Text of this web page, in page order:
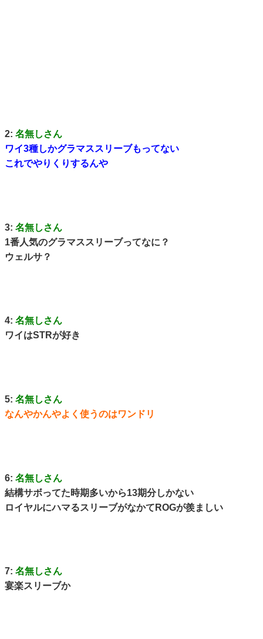
2: 名無しさん
ワイ3種しかグラマススリーブもってない
これでやりくりするんや
3: 名無しさん
1番人気のグラマススリーブってなに？
ウェルサ？
4: 名無しさん
ワイはSTRが好き
5: 名無しさん
なんやかんやよく使うのはワンドリ
6: 名無しさん
結構サボってた時期多いから13期分しかない
ロイヤルにハマるスリーブがなかてROGが羨ましい
7: 名無しさん
宴楽スリーブか